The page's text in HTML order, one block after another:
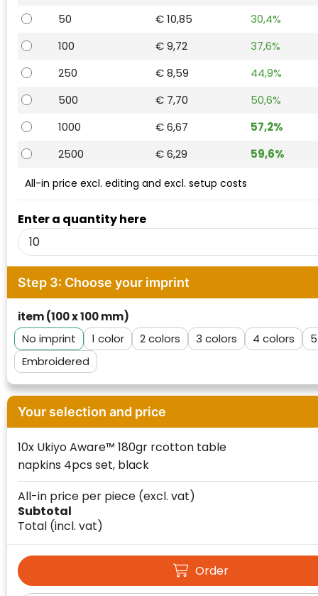
50
€ 10,85
30,4%
100
€ 9,72
37,6%
250
€ 8,59
44,9%
500
€ 7,70
50,6%
1000
€ 6,67
57,2%
2500
€ 6,29 59,6%
Enter a quantity here
All-in price excl. editing and excl. setup costs
Step 3: Choose your imprint
item (100 x 100 mm)
No imprint
1 2 3 4
5
Embroidered
Your selection and price
10x Ukiyo Aware™ 180gr rcotton table
napkins 4pcs set, black
Subtotal
Total (incl. vat)
All-in price per piece (excl. vat)
Order
Klantenbeoordelingen laten zien hoe een
website in het algemeen aan de behoeften
van klanten voldoet.
beoordelingsplatforms om
websitebezoekers toegang te geven tot
echte, geverifieerde beoordelingen op één
Trustindex meet voortdurend de
klanttevredenheid op basis van